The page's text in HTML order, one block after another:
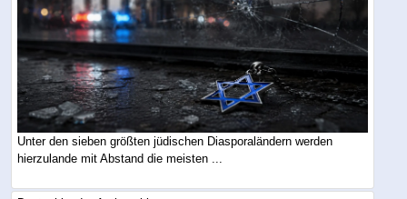
Unter den sieben größten jüdischen Diasporaländern werden
hierzulande mit Abstand die meisten ...